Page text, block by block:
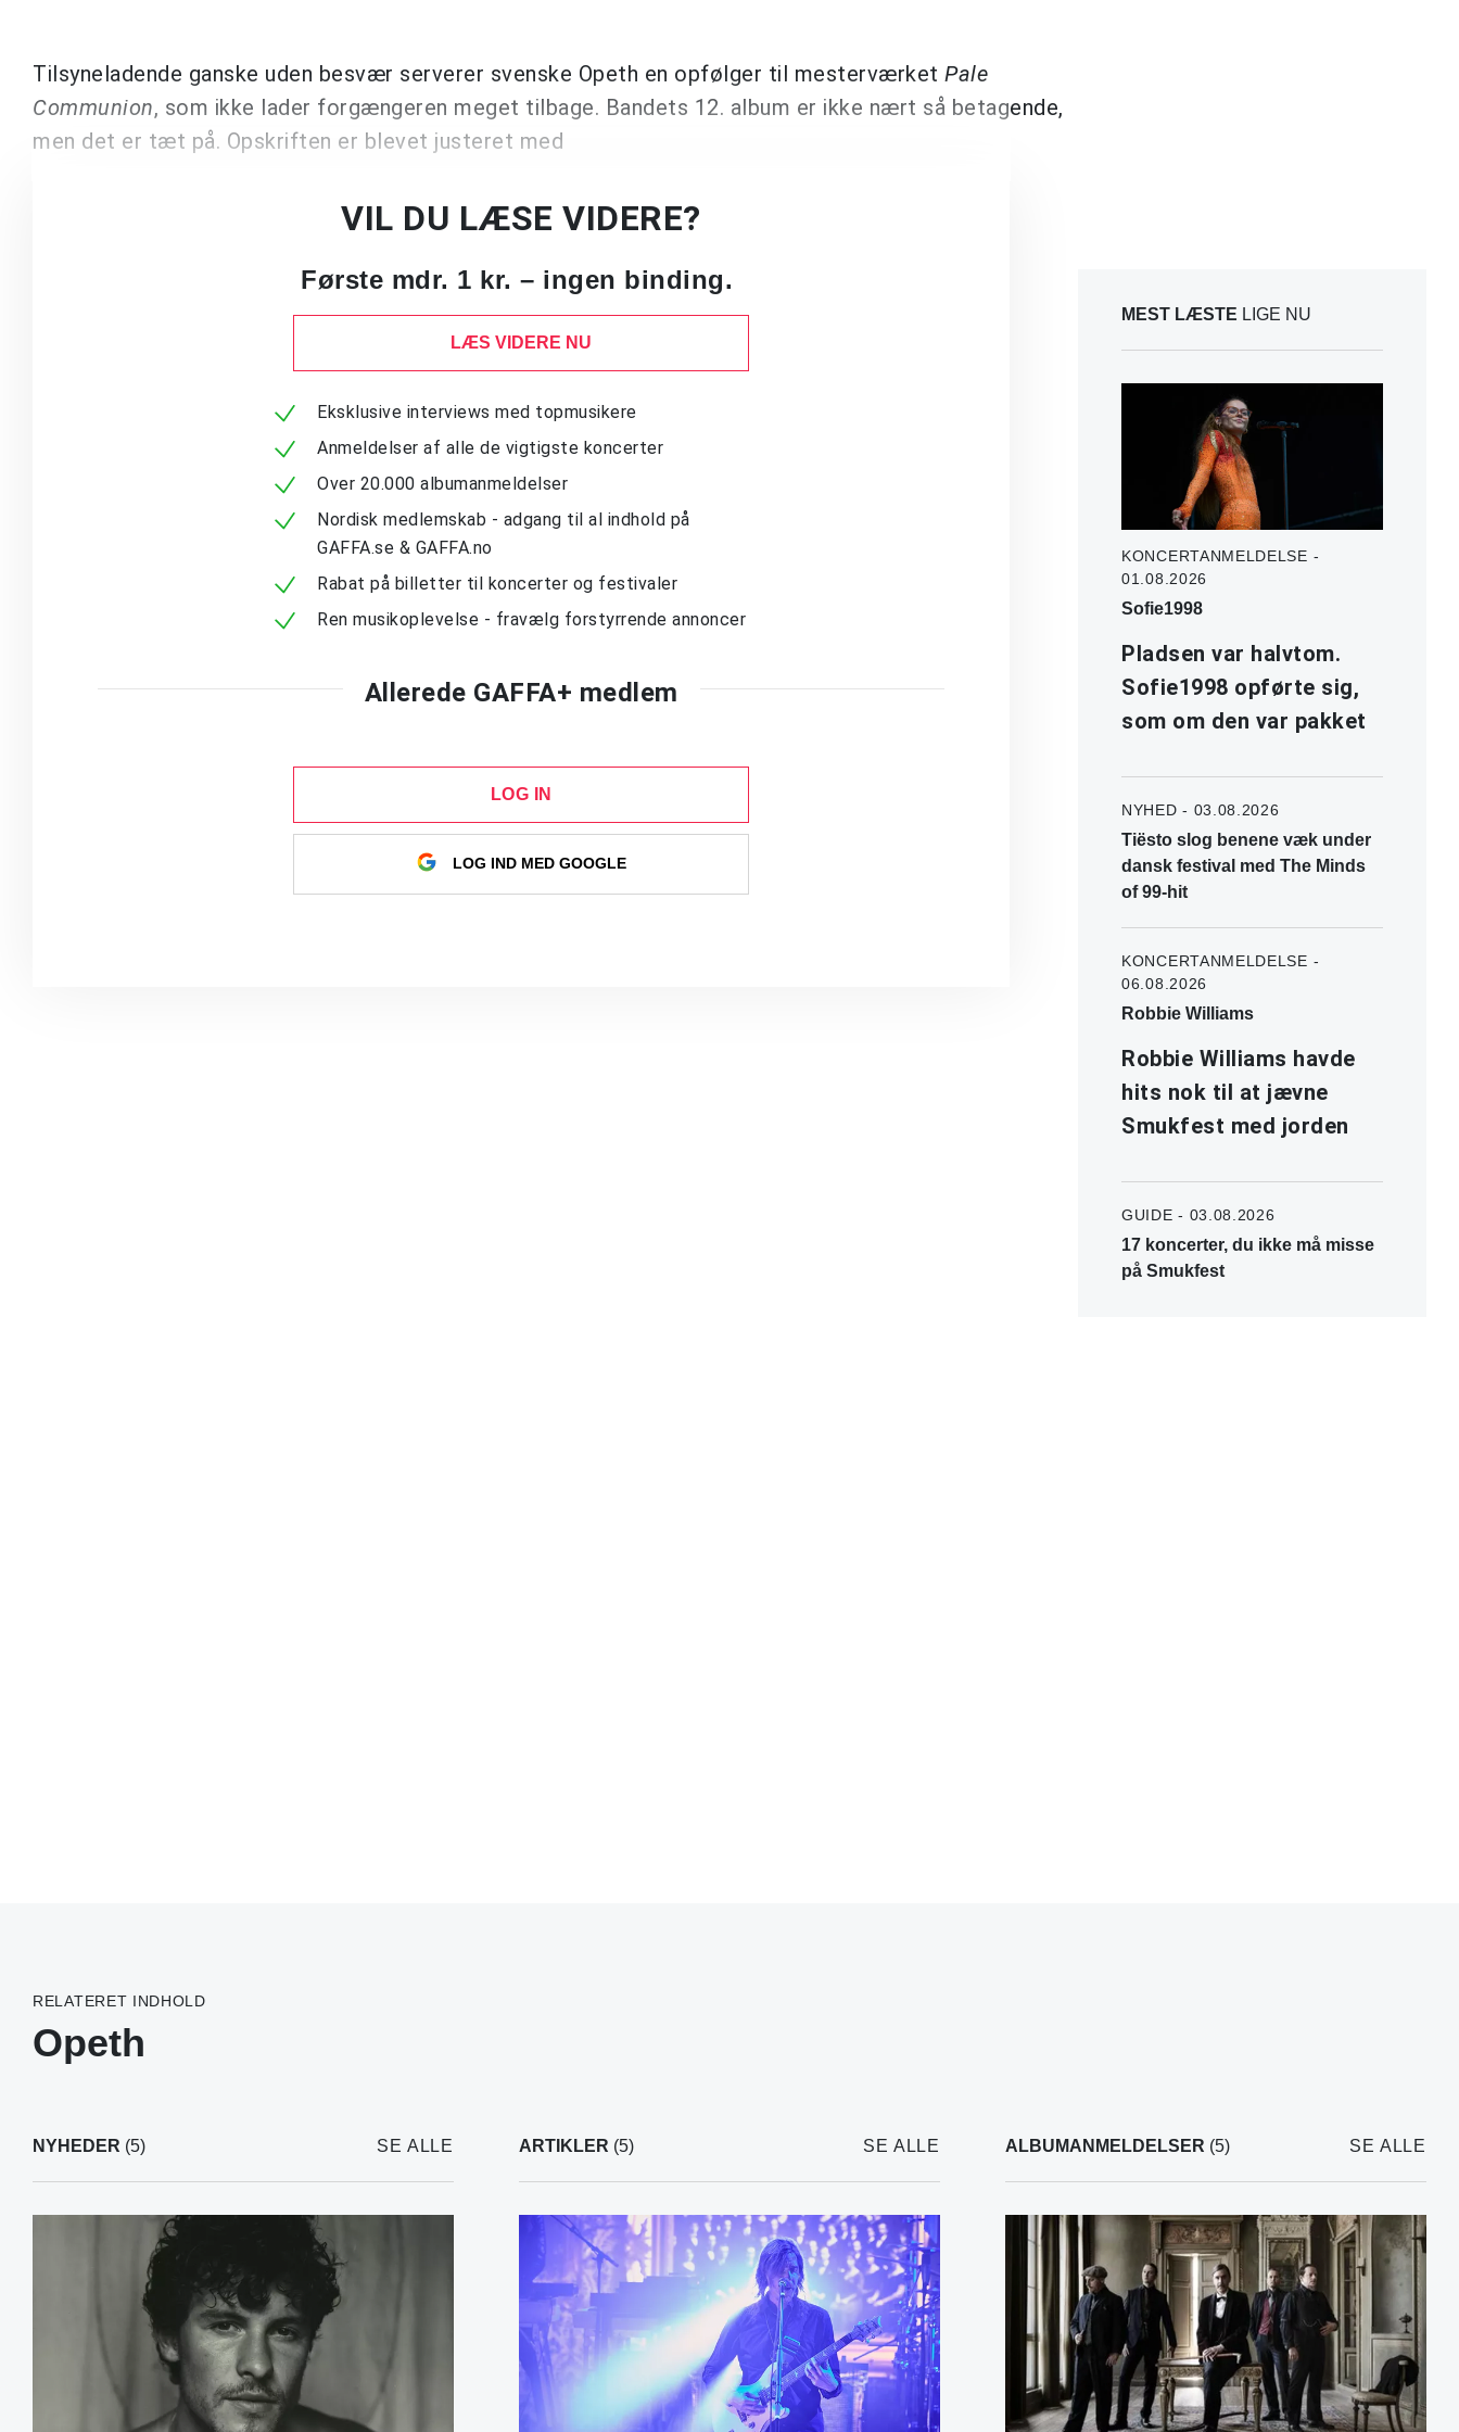
Tilsyneladende ganske uden besvær serverer svenske Opeth en opfølger til mesterværket Pale
Communion, som ikke lader forgængeren meget tilbage. Bandets 12. album er ikke nært så betagende,
men det er tæt på. Opskriften er blevet justeret med
VIL DU LÆSE VIDERE?
Første mdr. 1 kr. – ingen binding.
LÆS VIDERE NU
Eksklusive interviews med topmusikere
Anmeldelser af alle de vigtigste koncerter
Over 20.000 albumanmeldelser
Nordisk medlemskab - adgang til al indhold på
GAFFA.se & GAFFA.no
Rabat på billetter til koncerter og festivaler
Ren musikoplevelse - fravælg forstyrrende annoncer
Allerede GAFFA+ medlem
LOG IN
LOG IND MED GOOGLE
MEST LÆSTE LIGE NU
KONCERTANMELDELSE -
01.08.2026
Sofie1998
Pladsen var halvtom.
Sofie1998 opførte sig,
som om den var pakket
NYHED - 03.08.2026
Tiësto slog benene væk under
dansk festival med The Minds
of 99-hit
KONCERTANMELDELSE -
06.08.2026
Robbie Williams
Robbie Williams havde
hits nok til at jævne
Smukfest med jorden
GUIDE - 03.08.2026
17 koncerter, du ikke må misse
på Smukfest
RELATERET INDHOLD
Opeth
NYHEDER (5) SE ALLE ARTIKLER (5) SE ALLE ALBUMANMELDELSER (5) SE ALLE